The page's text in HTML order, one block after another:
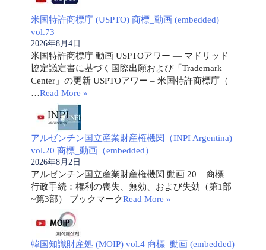
米国特許商標庁 (USPTO) 商標_動画 (embedded)
vol.73
2026年8月4日
米国特許商標庁 動画 USPTOアワー ― マドリッド
協定議定書に基づく国際出願および「Trademark
Center」の更新 USPTOアワー – 米国特許商標庁（
…Read More »
アルゼンチン国立産業財産権機関（INPI Argentina)
vol.20 商標_動画（embedded）
2026年8月2日
アルゼンチン国立産業財産権機関 動画 20 – 商標 –
行政手続：権利の喪失、無効、および失効（第1部
~第3部） ブックマークRead More »
韓国知識財産処 (MOIP) vol.4 商標_動画 (embedded)